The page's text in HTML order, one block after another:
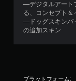
—デジタルアート
る、コンセプト＆
—ドッグスキンパ
の追加スキン
プラットフォーム: